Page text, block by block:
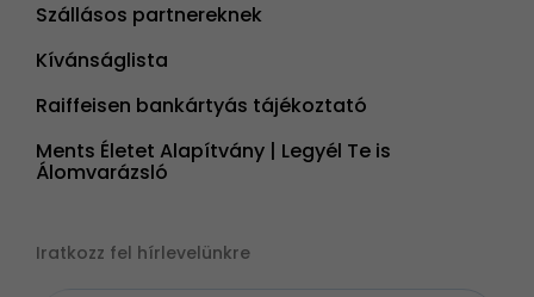
Szállásos partnereknek
Kívánságlista
Raiffeisen bankártyás tájékoztató
Ments Életet Alapítvány | Legyél Te is
Álomvarázsló
Iratkozz fel hírlevelünkre